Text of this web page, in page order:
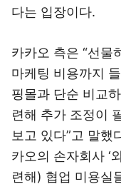
다는 입장이다.
카카오 측은 “선물
마케팅 비용까지
핑몰과 단순 비교
련해 추가 조정이
보고 있다”고 말했
카오의 손자회사 ‘
련해) 협업 미용실